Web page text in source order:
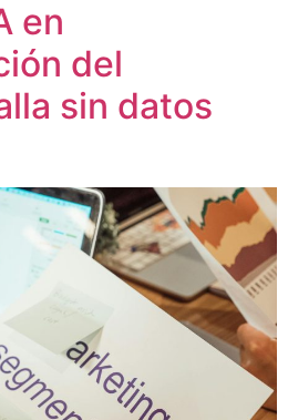
en
del
sin datos